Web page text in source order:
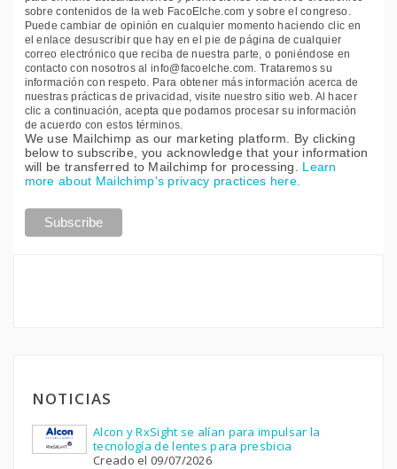
sobre contenidos de la web FacoElche.com y sobre el congreso.
Puede cambiar de opinión en cualquier momento haciendo clic en
el enlace desuscribir que hay en el pie de página de cualquier
correo electrónico que reciba de nuestra parte, o poniéndose en
contacto con nosotros al info@facoelche.com. Trataremos su
información con respeto. Para obtener más información acerca de
nuestras prácticas de privacidad, visite nuestro sitio web. Al hacer
clic a continuación, acepta que podamos procesar su información
de acuerdo con estos términos.
We use Mailchimp as our marketing platform. By clicking
below to subscribe, you acknowledge that your information
will be transferred to Mailchimp for processing. Learn
more about Mailchimp's privacy practices here.
NOTICIAS
Alcon y RxSight se alían para impulsar la
tecnología de lentes para presbicia
Creado el 09/07/2026